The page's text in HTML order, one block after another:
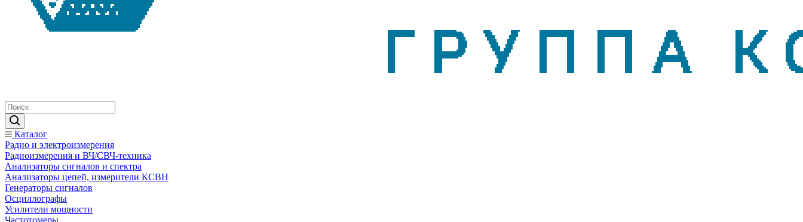
Каталог
Радио и электроизмерения
Радиоизмерения и ВЧ/СВЧ-техника
Анализаторы сигналов и спектра
Анализаторы цепей, измерители КСВН
Генераторы сигналов
Осциллографы
Усилители мощности
Частотомеры